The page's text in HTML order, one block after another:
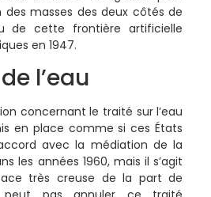
des masses des deux côtés de
de cette frontière artificielle
en 1947.
l’eau
concernant le traité sur l’eau
en place comme si ces États
avec la médiation de la
les années 1960, mais il s’agit
très creuse de la part de